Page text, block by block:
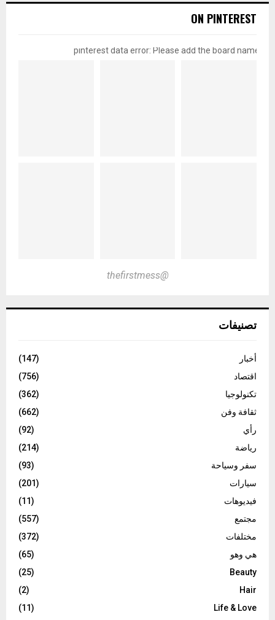
ON PINTEREST
pinterest data error: Please add the board name
@thefirstmess
تصنيفات
أخبار
(147)
اقتصاد
(756)
تكنولوجيا
(362)
ثقافة وفن
(662)
رأي
(92)
رياضة
(214)
سفر وسياحة
(93)
سيارات
(201)
فيديوهات
(11)
مجتمع
(557)
مختلفات
(372)
هي وهو
(65)
Beauty
(25)
Hair
(2)
Life & Love
(11)